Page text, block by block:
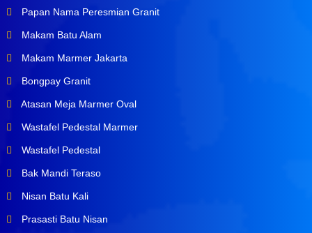
Papan Nama Peresmian Granit
Makam Batu Alam
Makam Marmer Jakarta
Bongpay Granit
Atasan Meja Marmer Oval
Wastafel Pedestal Marmer
Wastafel Pedestal
Bak Mandi Teraso
Nisan Batu Kali
Prasasti Batu Nisan